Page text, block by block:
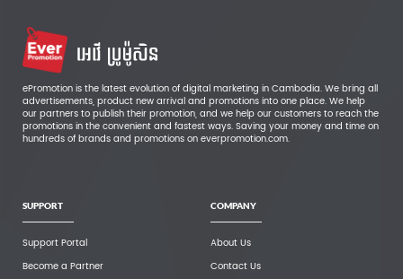
ePromotion is the latest evolution of digital marketing in Cambodia. We bring all
advertisements, product new arrival and promotions into one place. We help
our partners to publish their promotion, and we help our customers to reach the
promotions in the convenient and fastest ways. Saving your money and time on
hundreds of brands and promotions on everpromotion.com.
SUPPORT
Support Portal
Become a Partner
COMPANY
About Us
Contact Us